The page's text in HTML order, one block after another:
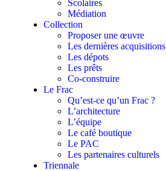
Scolaires
Médiation
Collection
Proposer une œuvre
Les dernières acquisitions
Les dépots
Les prêts
Co-construire
Le Frac
Qu’est-ce qu’un Frac ?
L’architecture
L’équipe
Le café boutique
Le PAC
Les partenaires culturels
Triennale